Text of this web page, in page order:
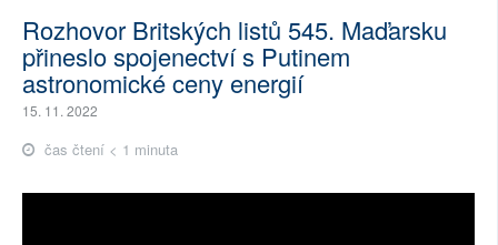
Rozhovor Britských listů 545. Maďarsku
přineslo spojenectví s Putinem
astronomické ceny energií
15. 11. 2022
čas čtení < 1 minuta